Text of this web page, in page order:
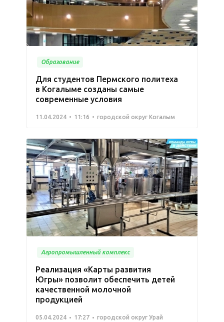
Образование
Для студентов Пермского политеха
в Когалыме созданы самые
современные условия
11.04.2024 11:16 городской округ Когалым
Агропромышленный комплекс
Реализация «Карты развития
Югры» позволит обеспечить детей
качественной молочной
продукцией
05.04.2024 17:27 городской округ Урай